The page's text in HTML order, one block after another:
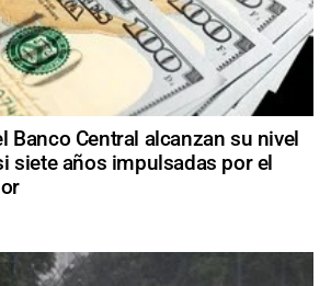
Banco Central alcanzan su nivel
siete años impulsadas por el